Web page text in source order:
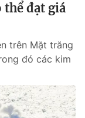
thể đạt giá
trên Mặt trăng
đó các kim